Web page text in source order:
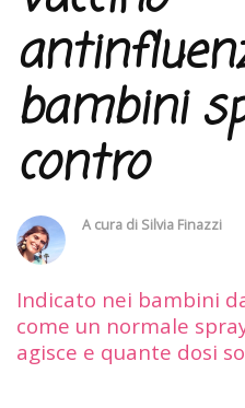
bambini
contro
A cura di Silvia Finazzi
Indicato nei bambini
come un normale
agisce e quante dosi